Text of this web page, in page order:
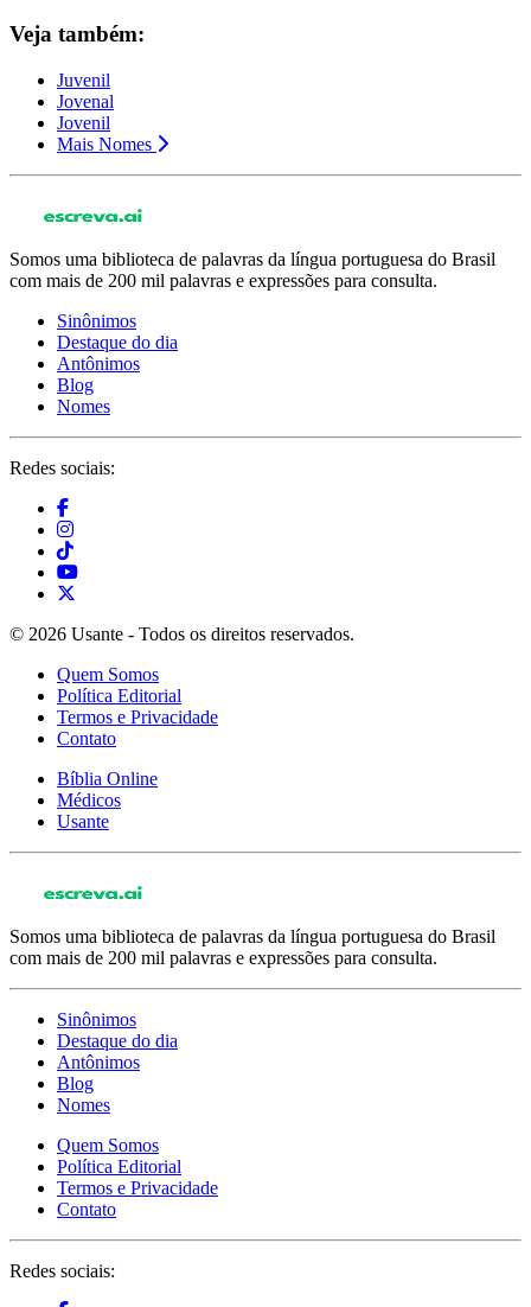
Veja também:
Juvenil
Jovenal
Jovenil
Mais Nomes
Somos uma biblioteca de palavras da língua portuguesa do Brasil
com mais de 200 mil palavras e expressões para consulta.
Sinônimos
Destaque do dia
Antônimos
Blog
Nomes
Redes sociais:
© 2026 Usante - Todos os direitos reservados.
Quem Somos
Política Editorial
Termos e Privacidade
Contato
Bíblia Online
Médicos
Usante
Somos uma biblioteca de palavras da língua portuguesa do Brasil
com mais de 200 mil palavras e expressões para consulta.
Sinônimos
Destaque do dia
Antônimos
Blog
Nomes
Quem Somos
Política Editorial
Termos e Privacidade
Contato
Redes sociais: